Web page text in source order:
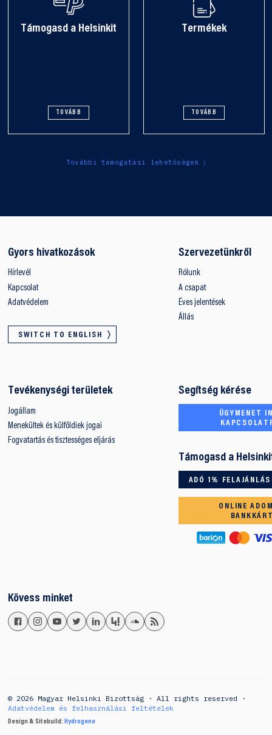
Támogasd a Helsinkit
TOVÁBB
Termékek
TOVÁBB
További támogatási lehetőségek
Gyors hivatkozások
Hírlevél
Kapcsolat
Adatvédelem
SWITCH TO ENGLISH
Szervezetünkről
Rólunk
A csapat
Éves jelentések
Állás
Tevékenységi területek
Jogállam
Menekültek és külföldiek jogai
Fogvatartás és tisztességes eljárás
Segítség kérése
ÜGYMENET
Támogasd a
ADÓ 1% FELAJÁNLÁS
ONLINE
Kövess minket
© 2026 Magyar Helsinki Bizottság · All rights reserved ·
Adatvédelem és felhasználási feltételek
Design & Sitebuild: Hydrogene